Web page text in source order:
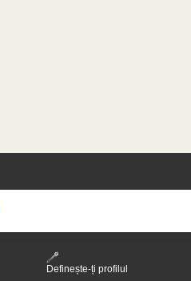
Definește-ți profilul